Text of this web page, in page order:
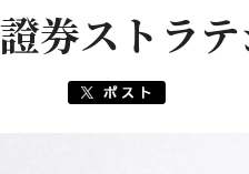
證券ストラ